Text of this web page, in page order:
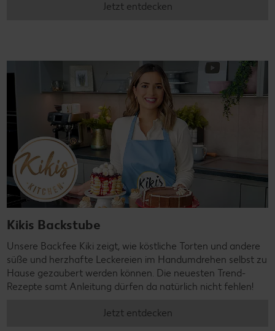
Jetzt entdecken
Kikis Backstube
Unsere Backfee Kiki zeigt, wie köstliche Torten und andere
süße und herzhafte Leckereien im Handumdrehen selbst zu
Hause gezaubert werden können. Die neuesten Trend-
Rezepte samt Anleitung dürfen da natürlich nicht fehlen!
Jetzt entdecken